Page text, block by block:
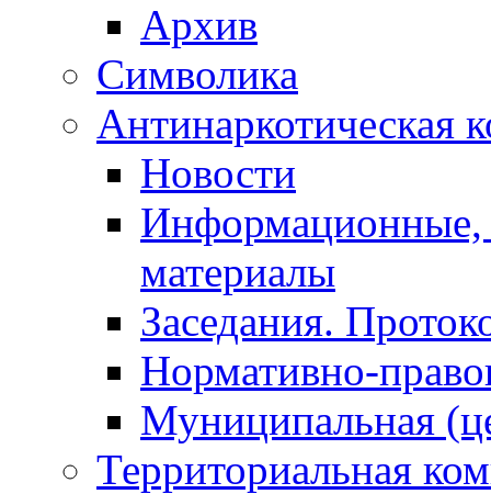
Архив
Символика
Антинаркотическая
Новости
Информационные,
материалы
Заседания.
Нормативно-
Муниципальная
Территориальная